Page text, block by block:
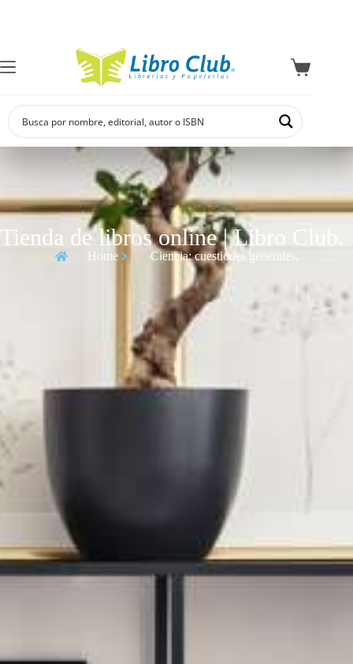
Tienda de libros online | Libro Club.
Home Ciencia: cuestiones generales.